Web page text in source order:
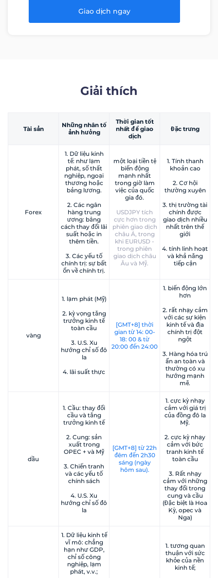
Giao dịch ngay
Giải thích
Tài sản
Những nhân tố
ảnh hưởng
Thời gian tốt
nhất để giao
dịch
Đặc trưng
Forex
1. Dữ liệu kinh
tế: như lạm
phát, số thất
nghiệp, ngoại
thương hoặc
bảng lương.
2. Các ngân
hàng trung
ương: bằng
cách thay đổi lãi
suất hoặc in
thêm tiền.
3. Các yếu tố
chính trị: sự bất
ổn về chính trị.
một loại tiền tệ
biến động
mạnh nhất
trong giờ làm
việc của quốc
gia đó.
USDJPY tích
cực hơn trong
phiên giao dịch
châu Á, trong
khi EURUSD -
trong phiên
giao dịch châu
Âu và Mỹ.
1. Tính thanh
khoản cao
2. Cơ hội
thường xuyên
3. thị trường tài
chính được
giao dịch nhiều
nhất trên thế
giới
4. tính linh hoạt
và khả năng
tiếp cận
vàng
1. lạm phát (Mỹ)
2. kỳ vọng tăng
trưởng kinh tế
toàn cầu
3. U.S. Xu
hướng chỉ số đô
la
4. lãi suất thực
[GMT+8] thời
gian từ 14: 00-
18: 00 & từ
20:00 đến 24:00
1. biến động lớn
hơn
2. rất nhạy cảm
với các sự kiện
kinh tế và địa
chính trị đột
ngột
3. Hàng hóa trú
ẩn an toàn và
thường có xu
hướng mạnh
mẽ.
dầu
1. Cầu: thay đổi
cầu và tăng
trưởng kinh tế
2. Cung: sản
xuất trong
OPEC + và Mỹ
3. Chiến tranh
và các yếu tố
chính sách
4. U.S. Xu
hướng chỉ số đô
la
[GMT+8] từ 22h
đêm đến 2h30
sáng (ngày
hôm sau).
1. cực kỳ nhạy
cảm với giá trị
của đồng đô la
Mỹ.
2. cực kỳ nhạy
cảm với bức
tranh kinh tế
toàn cầu
3. Rất nhạy
cảm với những
thay đổi trong
cung và cầu
(Đặc biệt là Hoa
Kỳ, opec và
Nga)
1. Dữ liệu kinh tế
vĩ mô: chẳng
hạn như GDP,
chỉ số công
nghiệp, lạm
phát, v.v.;
1. tương quan
thuận với sức
khỏe của nền
kinh tế;